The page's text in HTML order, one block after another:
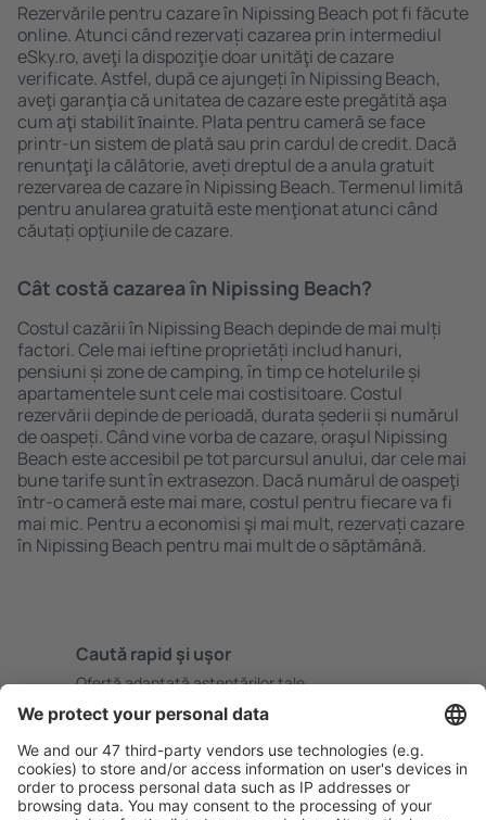
Rezervările pentru cazare în Nipissing Beach pot fi făcute
online. Atunci când rezervați cazarea prin intermediul
eSky.ro, aveţi la dispoziţie doar unităţi de cazare
verificate. Astfel, după ce ajungeți în Nipissing Beach,
aveţi garanţia că unitatea de cazare este pregătită aşa
cum aţi stabilit ȋnainte. Plata pentru cameră se face
printr-un sistem de plată sau prin cardul de credit. Dacă
renunţaţi la călătorie, aveți dreptul de a anula gratuit
rezervarea de cazare în Nipissing Beach. Termenul limită
pentru anularea gratuită este menţionat atunci când
căutați opţiunile de cazare.
Cât costă cazarea în Nipissing Beach?
Costul cazării în Nipissing Beach depinde de mai mulți
factori. Cele mai ieftine proprietăți includ hanuri,
pensiuni și zone de camping, în timp ce hotelurile și
apartamentele sunt cele mai costisitoare. Costul
rezervării depinde de perioadă, durata șederii și numărul
de oaspeți. Când vine vorba de cazare, oraşul Nipissing
Beach este accesibil pe tot parcursul anului, dar cele mai
bune tarife sunt în extrasezon. Dacă numărul de oaspeţi
ȋntr-o cameră este mai mare, costul pentru fiecare va fi
mai mic. Pentru a economisi şi mai mult, rezervați cazare
în Nipissing Beach pentru mai mult de o săptămână.
Caută rapid şi uşor
Ofertă adaptată aşteptărilor tale.
Planifică ȋn siguranţă
Rezervare fără griji cu opțiune gratuită de anulare.